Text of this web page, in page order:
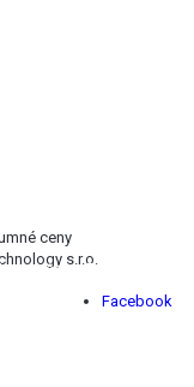
ceny
s.r.o.
nás na Facebooku :
Facebook